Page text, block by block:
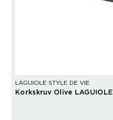
LAGUIOLE STYLE DE VIE
Korkskruv Olive LAGUIOLE